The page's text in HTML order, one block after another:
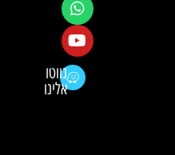
נווטו
אלינו